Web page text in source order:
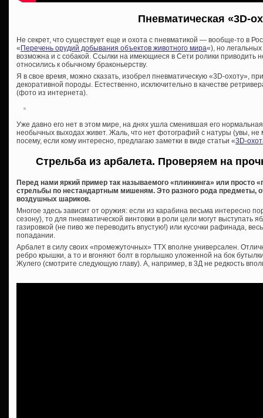
Пневматическая «3D-
Не секрет, что существует еще и охота с пневматикой — вообще-то в
«Перечень орудий добывания объектов животного мира«), но
возможна и с собакой. Ссылки на имеющиеся в Сети ролики приводить
относились к обычному браконьерству.
Я в свое время, можно сказать, изобрел пневматическую «3D-охоту»,
декоративной породы. Естественно, исключительно в качестве
(фото из интернета).
Уже давно его нет в этом мире, на днях ушла сменившая его
необычных выходах живет. Жаль, что нет фотографий с натуры (увы, не
посему, если кому интересно, предлагаю заметки в виде статьи «3D-
Стрельба из арбалета. Проверяем на
Перед нами яркий пример так называемого «плинкинга» или просто
стрельбы по нестандартным мишеням. Это разного рода предметы,
воздушных шариков.
Многое здесь зависит от оружия: если из карабина весьма интересно
сезону), то для пневматической винтовки в роли цели могут выступать
газировкой (не пиво же переводить впустую!) или кусочки рафинада,
попадании.
Арбалет в силу своих «промежуточных» ТТХ вполне универсален.
ребро крышки, а то и вгоняют болт в горлышко уложенной на бок
Жулего (смотрите следующую главу). А, например, в 3Д не редкость